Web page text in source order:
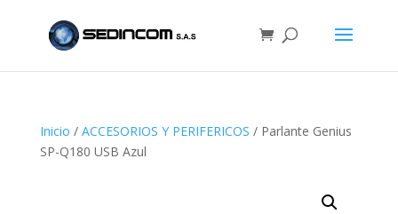
Inicio / ACCESORIOS Y PERIFERICOS / Parlante Genius
SP-Q180 USB Azul